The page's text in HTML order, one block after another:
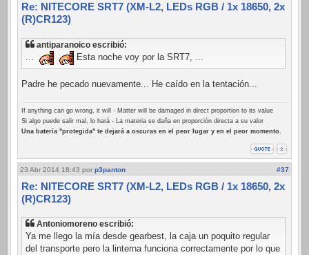
Re: NITECORE SRT7 (XM-L2, LEDs RGB / 1x 18650, 2x
(R)CR123)
antiparanoico escribió:
... Esta noche voy por la SRT7, ...
Padre he pecado nuevamente... He caído en la tentación...
If anything can go wrong, it will - Matter will be damaged in direct proportion to its value
Si algo puede salir mal, lo hará - La materia se daña en proporción directa a su valor
Una batería "protegida" te dejará a oscuras en el peor lugar y en el peor momento.
23 Abr 2014 18:43 por p3panton #37
Re: NITECORE SRT7 (XM-L2, LEDs RGB / 1x 18650, 2x
(R)CR123)
Antoniomoreno escribió:
Ya me llego la mía desde gearbest, la caja un poquito regular
del transporte pero la linterna funciona correctamente por lo que